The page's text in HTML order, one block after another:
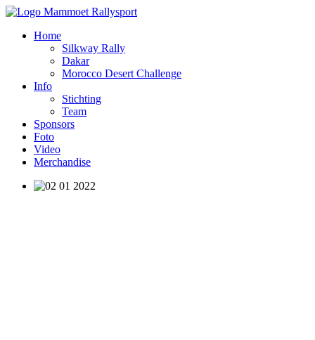
Home
Silkway Rally
Dakar
Morocco Desert Challenge
Info
Stichting
Team
Sponsors
Foto
Video
Merchandise